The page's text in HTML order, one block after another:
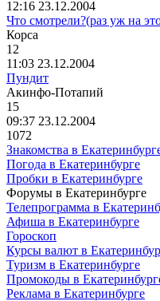
12:16 23.12.2004
Что смотрели?(раз уж на
Корса
12
11:03 23.12.2004
Пундит
Акинфо-Потапий
15
09:37 23.12.2004
1072
Знакомства в
Погода в Екатеринбурге
Пробки в Екатеринбурге
Форумы в Екатеринбурге
Телепрограмма в
Афиша в Екатеринбурге
Гороскоп
Курсы валют в
Туризм в Екатеринбурге
Промокоды в
Реклама в Екатеринбурге